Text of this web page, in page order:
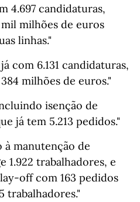
4.697 candidaturas,
milhões de euros
linhas."
com 6.131 candidaturas,
milhões de euros."
isenção de
já tem 5.213 pedidos."
manutenção de
1.922 trabalhadores, e
off com 163 pedidos
trabalhadores."